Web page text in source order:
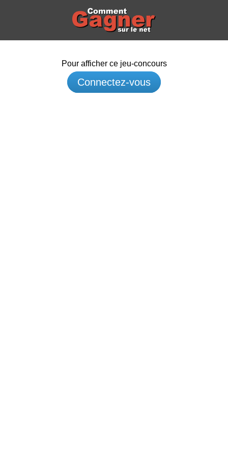
Pour afficher ce jeu-concours
Connectez-vous